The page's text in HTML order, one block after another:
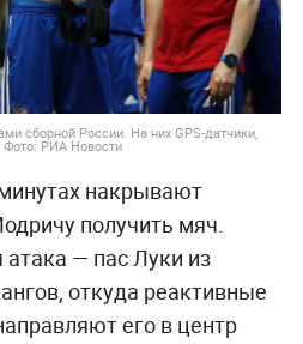
сборной России. На них GPS-датчики,
Фото: РИА Новости
накрывают
получить мяч.
атака — пас Луки из
откуда реактивные
его в центр